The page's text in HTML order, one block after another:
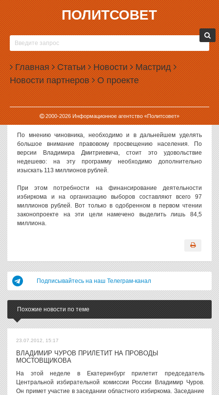
ПОЛИТСОВЕТ
Главная Статьи Новости Мастрид
Новости партнеров О проекте
2000-2026Информационное агентство «Политсовет»
30.10.2009, 11:10
КОСТЛЯВАЯ РУКА КРИЗИСА ДОТЯНУЛАСЬ ДО
ВЛАДИМИРА МОСТОВЩИКОВА
В Екатеринбурге состоялось второе заседание согласительной
комиссии по проекту областного бюджета на 2010 год. На
заседании были заслушаны доклады ряда главных
распорядителей бюджетных средств, в том числе председателя
областной избирательной комиссии Владимира Мостовщикова,
представившего свои финансовые хотелки на будущий год.
По мнению чиновника, необходимо и в дальнейшем уделять
большое внимание правовому просвещению населения. По
версии Владимира Дмитриевича, стоит это удовольствие
недешево: на эту программу необходимо дополнительно
изыскать 113 миллионов рублей.
При этом потребности на финансирование деятельности
избиркома и на организацию выборов составляют всего 97
миллионов рублей. Вот только в одобренном в первом чтении
законопроекте на эти цели намечено выделить лишь 84,5
миллиона.
Подписывайтесь на наш Телеграм-канал
Похожие новости по теме
23.07.2012, 15:17
ВЛАДИМИР ЧУРОВ ПРИЛЕТИТ НА ПРОВОДЫ
МОСТОВЩИКОВА
На этой неделе в Екатеринбург прилетит председатель
Центральной избирательной комиссии России Владимир Чуров.
Он примет участие в заседании областного избиркома. Заседание